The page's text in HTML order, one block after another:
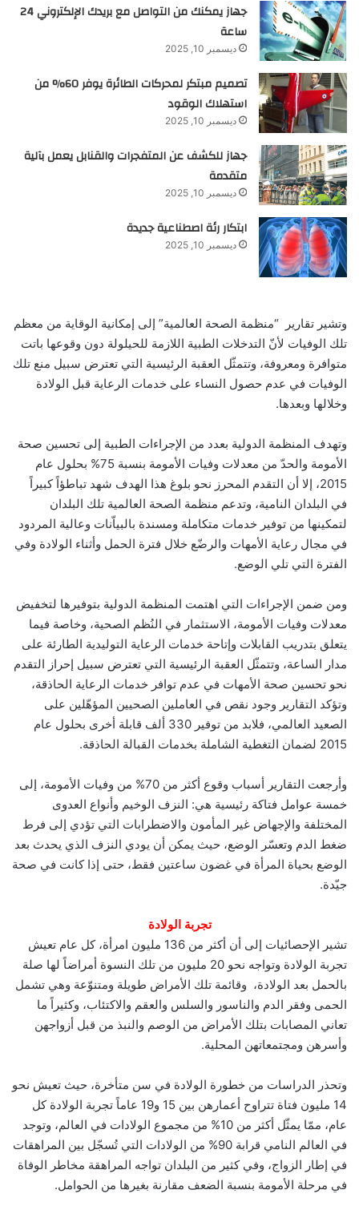
جهاز يمكنك من التواصل مع بريدك الإلكتروني 24
ساعة
ديسمبر 10, 2025
تصميم مبتكر لمحركات الطائرة يوفر 60% من
استهلاك الوقود
ديسمبر 10, 2025
جهاز للكشف عن المتفجرات والقنابل يعمل بآلية
متقدمة
ديسمبر 10, 2025
ابتكار رئة اصطناعية جديدة
ديسمبر 10, 2025
وتشير تقارير “منظمة الصحة العالمية” إلى إمكانية الوقاية من معظم
تلك الوفيات لأنّ التدخلات الطبية اللازمة للحيلولة دون وقوعها باتت
متوافرة ومعروفة، وتتمثّل العقبة الرئيسية التي تعترض سبيل منع تلك
الوفيات في عدم حصول النساء على خدمات الرعاية قبل الولادة
وخلالها وبعدها.
وتهدف المنظمة الدولية بعدد من الإجراءات الطبية إلى تحسين صحة
الأمومة والحدّ من معدلات وفيات الأمومة بنسبة 75% بحلول عام
2015، إلا أن التقدم المحرز نحو بلوغ هذا الهدف شهد تباطؤاً كبيراً
في البلدان النامية، وتدعم منظمة الصحة العالمية تلك البلدان
لتمكينها من توفير خدمات متكاملة ومسندة بالبياّنات وعالية المردود
في مجال رعاية الأمهات والرضّع خلال فترة الحمل وأثناء الولادة وفي
الفترة التي تلي الوضع.
ومن ضمن الإجراءات التي اهتمت المنظمة الدولية بتوفيرها لتخفيض
معدلات وفيات الأمومة، الاستثمار في النُظم الصحية، وخاصة فيما
يتعلق بتدريب القابلات وإتاحة خدمات الرعاية التوليدية الطارئة على
مدار الساعة، وتتمثّل العقبة الرئيسية التي تعترض سبيل إحراز التقدم
نحو تحسين صحة الأمهات في عدم توافر خدمات الرعاية الحاذقة،
وتؤكد التقارير وجود نقص في العاملين الصحيين المؤهّلين على
الصعيد العالمي، فلابد من توفير 330 ألف قابلة أخرى بحلول عام
2015 لضمان التغطية الشاملة بخدمات القبالة الحاذقة.
وأرجعت التقارير أسباب وقوع أكثر من 70% من وفيات الأمومة، إلى
خمسة عوامل فتاكة رئيسية هي: النزف الوخيم وأنواع العدوى
المختلفة والإجهاض غير المأمون والاضطرابات التي تؤدي إلى فرط
ضغط الدم وتعسّر الوضع، حيث يمكن أن يودي النزف الذي يحدث بعد
الوضع بحياة المرأة في غضون ساعتين فقط، حتى إذا كانت في صحة
جيّدة.
تجربة الولادة
تشير الإحصائيات إلى أن أكثر من 136 مليون امرأة، كل عام تعيش
تجربة الولادة وتواجه نحو 20 مليون من تلك النسوة أمراضاً لها صلة
بالحمل بعد الولادة، وقائمة تلك الأمراض طويلة ومتنوّعة وهي تشمل
الحمى وفقر الدم والناسور والسلس والعقم والاكتئاب، وكثيراً ما
تعاني المصابات بتلك الأمراض من الوصم والنبذ من قبل أزواجهن
وأسرهن ومجتمعاتهن المحلية.
وتحذر الدراسات من خطورة الولادة في سن متأخرة، حيث تعيش نحو
14 مليون فتاة تتراوح أعمارهن بين 15 و19 عاماً تجربة الولادة كل
عام، ممّا يمثّل أكثر من 10% من مجموع الولادات في العالم، وتوجد
في العالم النامي قرابة 90% من الولادات التي تُسجّل بين المراهقات
في إطار الزواج، وفي كثير من البلدان تواجه المراهقة مخاطر الوفاة
في مرحلة الأمومة بنسبة الضعف مقارنة بغيرها من الحوامل.